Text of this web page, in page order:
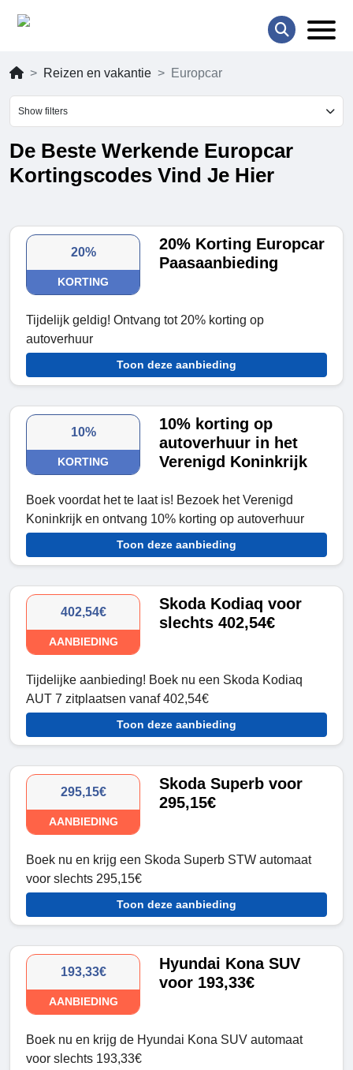
Reizen en vakantie Europcar
Show filters
De Beste Werkende Europcar
Kortingscodes Vind Je Hier
20%
KORTING
20% Korting Europcar
Paasaanbieding
Tijdelijk geldig! Ontvang tot 20% korting op
autoverhuur
Toon deze aanbieding
10%
KORTING
10% korting op
autoverhuur in het
Verenigd Koninkrijk
Boek voordat het te laat is! Bezoek het Verenigd
Koninkrijk en ontvang 10% korting op autoverhuur
Toon deze aanbieding
402,54€
AANBIEDING
Skoda Kodiaq voor
slechts 402,54€
Tijdelijke aanbieding! Boek nu een Skoda Kodiaq
AUT 7 zitplaatsen vanaf 402,54€
Toon deze aanbieding
295,15€
AANBIEDING
Skoda Superb voor
295,15€
Boek nu en krijg een Skoda Superb STW automaat
voor slechts 295,15€
Toon deze aanbieding
193,33€
AANBIEDING
Hyundai Kona SUV
voor 193,33€
Boek nu en krijg de Hyundai Kona SUV automaat
voor slechts 193,33€